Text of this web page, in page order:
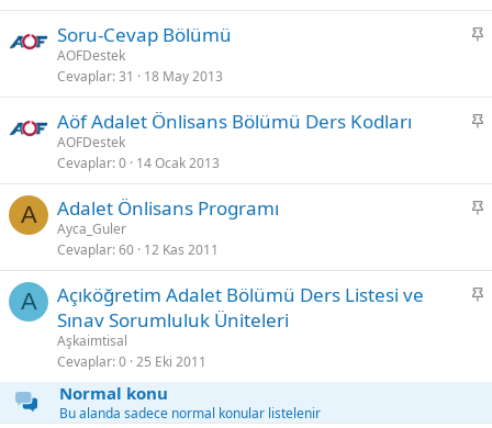
i
tS
i
t
Soru-Cevap Bölümü
AOFDestek
Cevaplar 31 18 May 2013
S
i
t
Aöf Adalet Önlisans Bölümü Ders Kodları
AOFDestek
Cevaplar 0 14 Ocak 2013
A
S
i
t
Adalet Önlisans Programı
Ayca_Guler
Cevaplar 60 12 Kas 2011
A
S
Açıköğretim Adalet Bölümü Ders Listesi ve
Sınav Sorumluluk Üniteleri
Aşkaimtisal
Cevaplar 0 25 Eki 2011
Normal konu
Bu alanda sadece normal konular listelenir